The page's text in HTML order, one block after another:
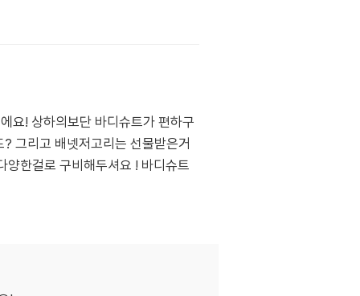
요! 상하의보단 바디슈트가 편하구
그리고 배넷저고리는 선물받은거
양한걸로 구비해두셔요 ! 바디슈트